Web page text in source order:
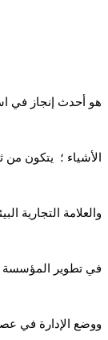
هو أحدث إنجاز في
الأشياء ؛ يتكون من
والعلامة التجارية
في تطوير المؤسسة
ووضع الإدارة في